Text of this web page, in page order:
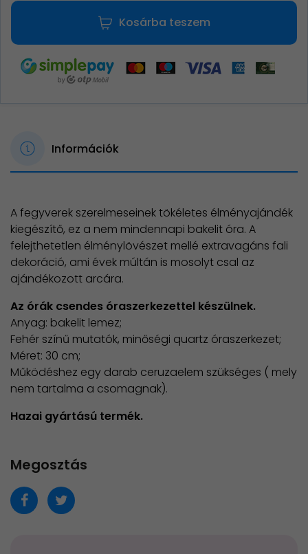
Kosárba teszem
Információk
A fegyverek szerelmeseinek tökéletes élményajándék
kiegészítő, ez a nem mindennapi bakelit óra. A
felejthetetlen élménylövészet mellé extravagáns fali
dekoráció, ami évek múltán is mosolyt csal az
ajándékozott arcára.
Az órák csendes óraszerkezettel készülnek.
Anyag: bakelit lemez;
Fehér színű mutatók, minőségi quartz óraszerkezet;
Méret: 30 cm;
Működéshez egy darab ceruzaelem szükséges ( mely
nem tartalma a csomagnak).
Hazai gyártású termék.
Megosztás